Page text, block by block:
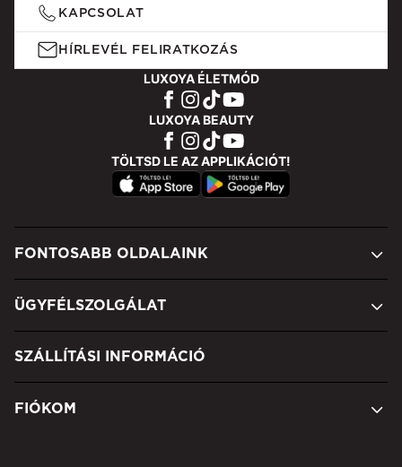
KAPCSOLAT
HÍRLEVÉL FELIRATKOZÁS
LUXOYA ÉLETMÓD
LUXOYA BEAUTY
TÖLTSD LE AZ APPLIKÁCIÓT!
FONTOSABB OLDALAINK
ÜGYFÉLSZOLGÁLAT
SZÁLLÍTÁSI INFORMÁCIÓ
FIÓKOM